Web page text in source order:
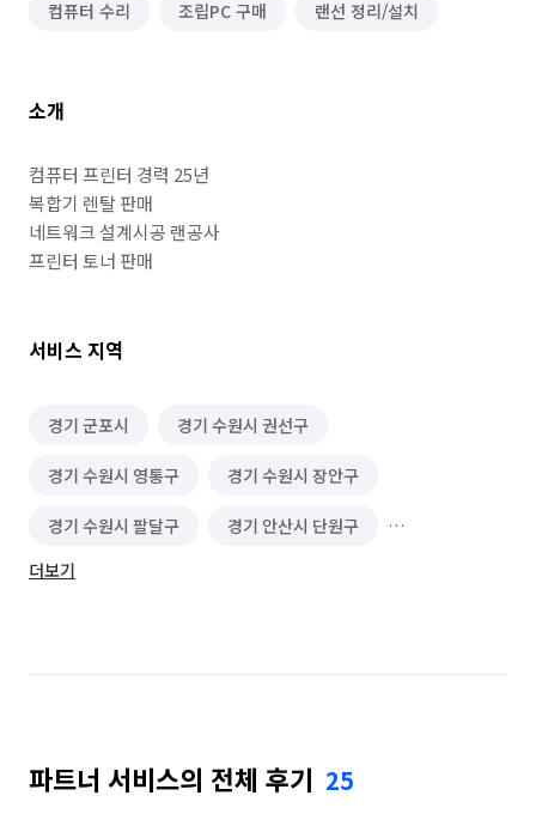
컴퓨터 수리 조립PC 구매 랜선 정리/설치
소개
컴퓨터 프린터 경력 25년
복합기 렌탈 판매
네트워크 설계시공 랜공사
프린터 토너 판매
서비스 지역
경기 군포시 경기 수원시 권선구
경기 수원시 영통구 경기 수원시 장안구
경기 수원시 팔달구 경기 안산시 단원구
경기 안산시 상록구
경기 의왕시 경기 화성시 경기 화성시 동탄구
경기 화성시 병점구
더보기
파트너 서비스의 전체 후기 25